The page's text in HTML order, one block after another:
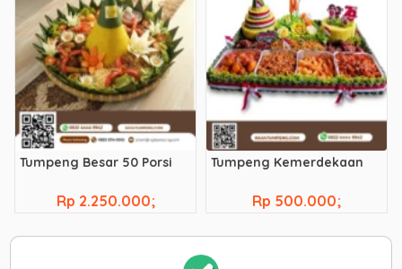
Tumpeng Besar 50 Porsi
Rp 2.250.000;
Tumpeng Kemerdekaan
Rp 500.000;